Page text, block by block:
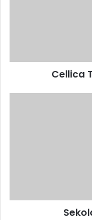
Cellica